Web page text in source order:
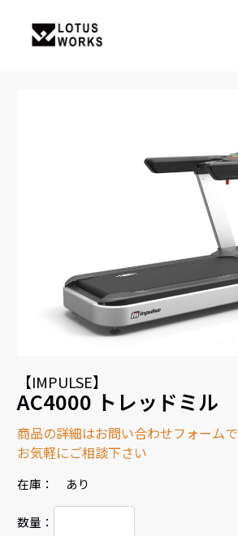
【IMPULSE】
AC4000 トレッドミル
商品の詳細はお問い合わせフォームで
お気軽にご相談下さい
在庫： あり
数量：